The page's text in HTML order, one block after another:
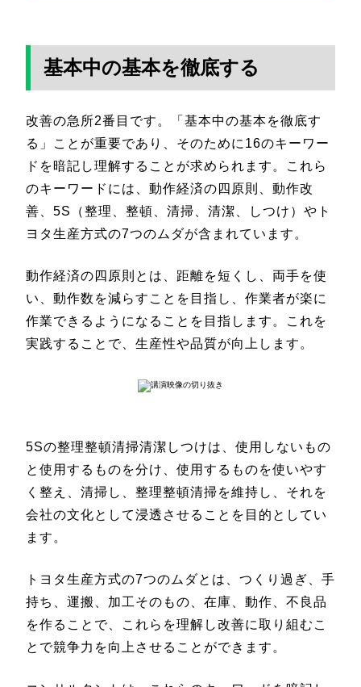
基本中の基本を徹底する
改善の急所2番目です。「基本中の基本を徹底す
る」ことが重要であり、そのために16のキーワー
ドを暗記し理解することが求められます。これら
のキーワードには、動作経済の四原則、動作改
善、5S（整理、整頓、清掃、清潔、しつけ）やト
ヨタ生産方式の7つのムダが含まれています。
動作経済の四原則とは、距離を短くし、両手を使
い、動作数を減らすことを目指し、作業者が楽に
作業できるようになることを目指します。これを
実践することで、生産性や品質が向上します。
5Sの整理整頓清掃清潔しつけは、使用しないもの
と使用するものを分け、使用するものを使いやす
く整え、清掃し、整理整頓清掃を維持し、それを
会社の文化として浸透させることを目的としてい
ます。
トヨタ生産方式の7つのムダとは、つくり過ぎ、手
持ち、運搬、加工そのもの、在庫、動作、不良品
を作ることで、これらを理解し改善に取り組むこ
とで競争力を向上させることができます。